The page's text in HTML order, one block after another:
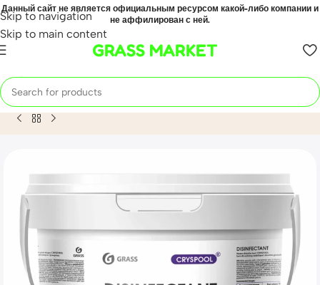
Skip to navigation
Skip to main content
Данный сайт не является официальным ресурсом какой-либо компании и
не аффилирован с ней.
GRASS MARKET
Home Mahsulot Средство дезинфицирующее для воды